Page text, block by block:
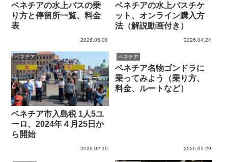
ベネチアの水上バスの乗
り方と停留所一覧、料金
表
2026.05.08
ベネチアの水上バスチケ
ット、オンライン購入方
法（解説動画付き）
2026.04.24
ベネチア
ベネチア市入島税 1人5ユ
ーロ、2024年４月25日か
ら開始
2026.02.19
ベネチア
ベネチア名物ゴンドラに
乗ってみよう（乗り方、
料金、ルートなど）
2026.01.29